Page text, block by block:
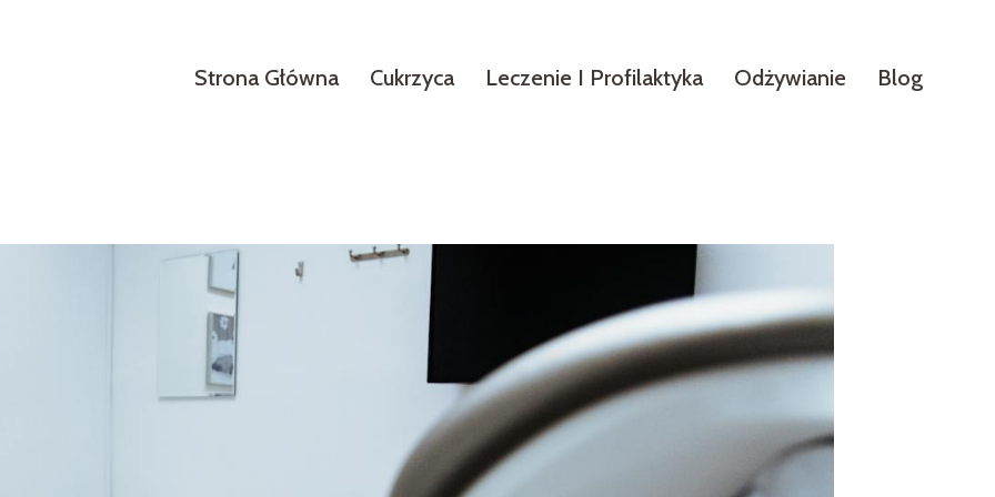
Strona Główna Cukrzyca Leczenie I Profilaktyka Odżywianie Blog